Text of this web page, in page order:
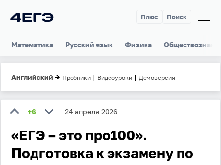
Плюс Поиск
Математика Русский язык Физика
Английский → Пробники | Видеоуроки | Демоверсия
+6 24 апреля 2026
«ЕГЭ – это про100».
Подготовка к экзамену по